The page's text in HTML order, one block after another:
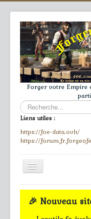
Forger votre Empire
Rechercher
Liens utiles :
https://foe-data.ovh/
https://
Toggle
Navigation
🎉 Nouveau